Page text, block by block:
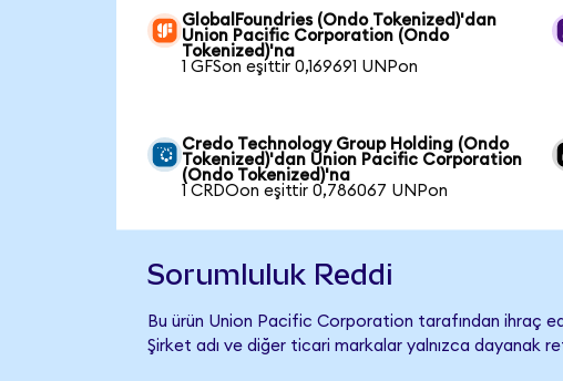
GlobalFoundries (Ondo Tokenized)'dan
Union Pacific Corporation (Ondo
Tokenized)'na
1 GFSon eşittir 0,169691 UNPon
Credo Technology Group Holding (Ondo
Tokenized)'dan Union Pacific Corporation
(Ondo Tokenized)'na
1 CRDOon eşittir 0,786067 UNPon
Sorumluluk Reddi
Bu ürün Union Pacific Corporation tarafından ihraç
Şirket adı ve diğer ticari markalar yalnızca dayanak